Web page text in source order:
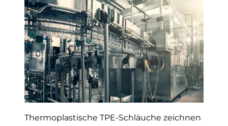
Thermoplastische TPE-Schläuche zeichnen